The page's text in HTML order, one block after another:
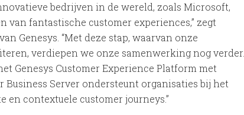
bedrijven in de wereld, zoals Microsoft,
van fantastische customer experiences,” zegt
Genesys. “Met deze stap, waarvan onze
verdiepen we onze samenwerking nog verder.
Genesys Customer Experience Platform met
Server ondersteunt organisaties bij het
en contextuele customer journeys.”